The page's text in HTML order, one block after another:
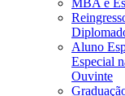
MBA e
Aluno
Especial
Ouvinte